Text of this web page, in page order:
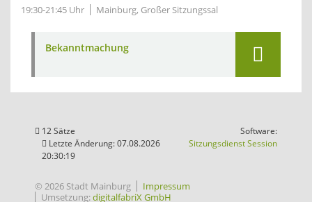
19:30-21:45 Uhr Mainburg, Großer Sitzungssal
Bekanntmachung
12 Sätze
Letzte Änderung: 07.08.2026
20:30:19
Software:
SitzungsdienstSession(Wird in
© 2026 Stadt Mainburg
Impressum
Umsetzung:digitalfabriX GmbH